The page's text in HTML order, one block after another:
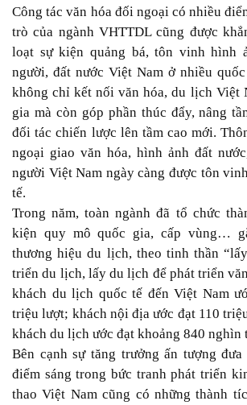
Công tác văn hóa đối ngoại có nhiều
trò của ngành VHTTDL cũng được
loạt sự kiện quảng bá, tôn vinh hình
người, đất nước Việt Nam ở nhiều
không chỉ kết nối văn hóa, du lịch Việt
gia mà còn góp phần thúc đẩy, nâng
đối tác chiến lược lên tầm cao mới.
ngoại giao văn hóa, hình ảnh đất
người Việt Nam ngày càng được tôn
tế.
Trong năm, toàn ngành đã tổ chức
kiện quy mô quốc gia, cấp vùng…
thương hiệu du lịch, theo tinh thần
triển du lịch, lấy du lịch để phát triển
khách du lịch quốc tế đến Việt Nam
triệu lượt; khách nội địa ước đạt 110
khách du lịch ước đạt khoảng 840 nghìn
Bên cạnh sự tăng trưởng ấn tượng
điểm sáng trong bức tranh phát triển
thao Việt Nam cũng có những thành